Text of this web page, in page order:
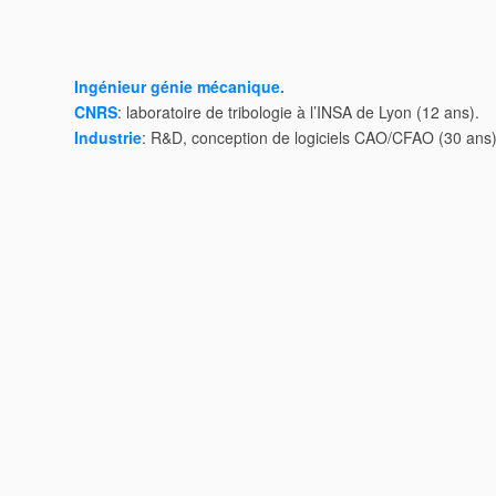
Ingénieur génie mécanique.
CNRS: laboratoire de tribologie à l’INSA de Lyon (12 ans).
Industrie: R&D, conception de logiciels CAO/CFAO (30